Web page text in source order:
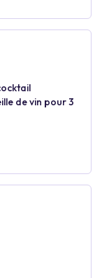
de vin pour 3